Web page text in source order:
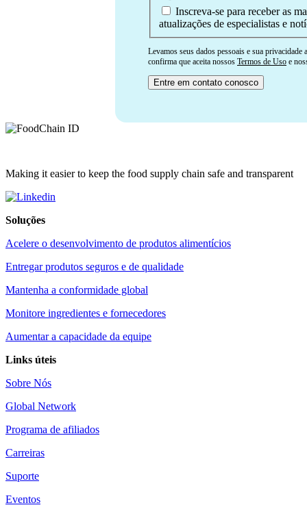
Inscreva-se para receber as
atualizações de especialistas e
Levamos seus dados pessoais e sua
confirma que aceita nossos Termos de Uso e
Making it easier to keep the food supply chain safe and transparent
Soluções
Acelere o desenvolvimento de produtos alimentícios
Entregar produtos seguros e de qualidade
Mantenha a conformidade global
Monitore ingredientes e fornecedores
Aumentar a capacidade da equipe
Links úteis
Sobre Nós
Global Network
Programa de afiliados
Carreiras
Suporte
Eventos